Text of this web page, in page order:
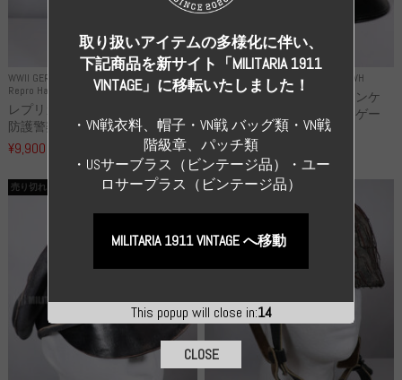
WWII GERMANY
Repro Hat and Cap Police and other
レプリカ ドイツ秩序警察 都市
防護警察 クラッシュキャップ...
¥9,900
WWII GERMANY Repro Uniforms WH
レプリカ ミヒャエル・ヤンケ
製 国家元帥 ヘルマン・ゲー
リ...
¥55,000（税込）
売り切れ 売り切れ
This popup will close in:14
取り扱いアイテムの多様化に伴い、
下記商品を新サイト「MILITARIA 1911
VINTAGE」に移転いたしました！
・VN戦衣料、帽子・VN戦 バッグ類・VN戦
階級章、パッチ類
・USサーブラス（ビンテージ品）・ユー
ロサープラス（ビンテージ品）
MILITARIA 1911 VINTAGE へ移動
CLOSE